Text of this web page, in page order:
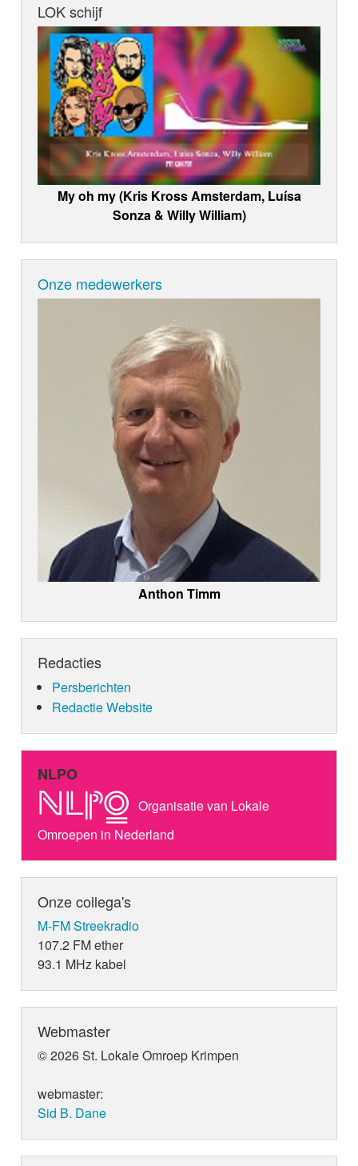
LOK schijf
My oh my (Kris Kross Amsterdam, Luísa
Sonza & Willy William)
Onze medewerkers
Anthon Timm
Redacties
Persberichten
Redactie Website
NLPO
Organisatie van Lokale
Omroepen in Nederland
Onze collega's
M-FM Streekradio
107.2 FM ether
93.1 MHz kabel
Webmaster
© 2026 St. Lokale Omroep Krimpen
webmaster:
Sid B. Dane